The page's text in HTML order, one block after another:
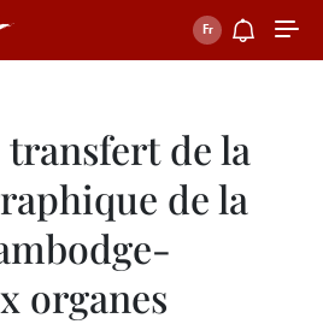
de la
de la
organes